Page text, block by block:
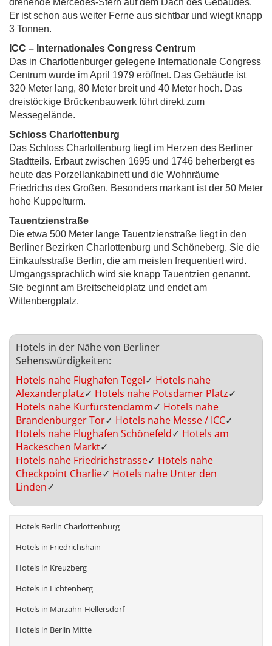
drehende Mercedes-Stern auf dem Dach des Gebäudes.
Er ist schon aus weiter Ferne aus sichtbar und wiegt knapp
3 Tonnen.
ICC – Internationales Congress Centrum
Das in Charlottenburger gelegene Internationale Congress
Centrum wurde im April 1979 eröffnet. Das Gebäude ist
320 Meter lang, 80 Meter breit und 40 Meter hoch. Das
dreistöckige Brückenbauwerk führt direkt zum
Messegelände.
Schloss Charlottenburg
Das Schloss Charlottenburg liegt im Herzen des Berliner
Stadtteils. Erbaut zwischen 1695 und 1746 beherbergt es
heute das Porzellankabinett und die Wohnräume
Friedrichs des Großen. Besonders markant ist der 50 Meter
hohe Kuppelturm.
Tauentzienstraße
Die etwa 500 Meter lange Tauentzienstraße liegt in den
Berliner Bezirken Charlottenburg und Schöneberg. Sie die
Einkaufsstraße Berlin, die am meisten frequentiert wird.
Umgangssprachlich wird sie knapp Tauentzien genannt.
Sie beginnt am Breitscheidplatz und endet am
Wittenbergplatz.
Hotels in der Nähe von Berliner
Sehenswürdigkeiten:
Hotels nahe Flughafen Tegel✓ Hotels nahe
Alexanderplatz✓ Hotels nahe Potsdamer Platz✓
Hotels nahe Kurfürstendamm✓ Hotels nahe
Brandenburger Tor✓ Hotels nahe Messe / ICC✓
Hotels nahe Flughafen Schönefeld✓ Hotels am
Hackeschen Markt✓
Hotels nahe Friedrichstrasse✓ Hotels nahe
Checkpoint Charlie✓ Hotels nahe Unter den
Linden✓
Hotels Berlin Charlottenburg
Hotels in Friedrichshain
Hotels in Kreuzberg
Hotels in Lichtenberg
Hotels in Marzahn-Hellersdorf
Hotels in Berlin Mitte